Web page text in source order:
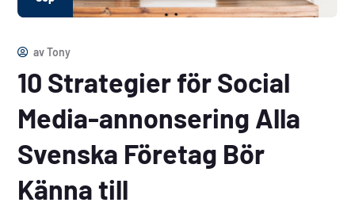
avTony
10 Strategier för Social
Media-annonsering Alla
Svenska Företag Bör
Känna till